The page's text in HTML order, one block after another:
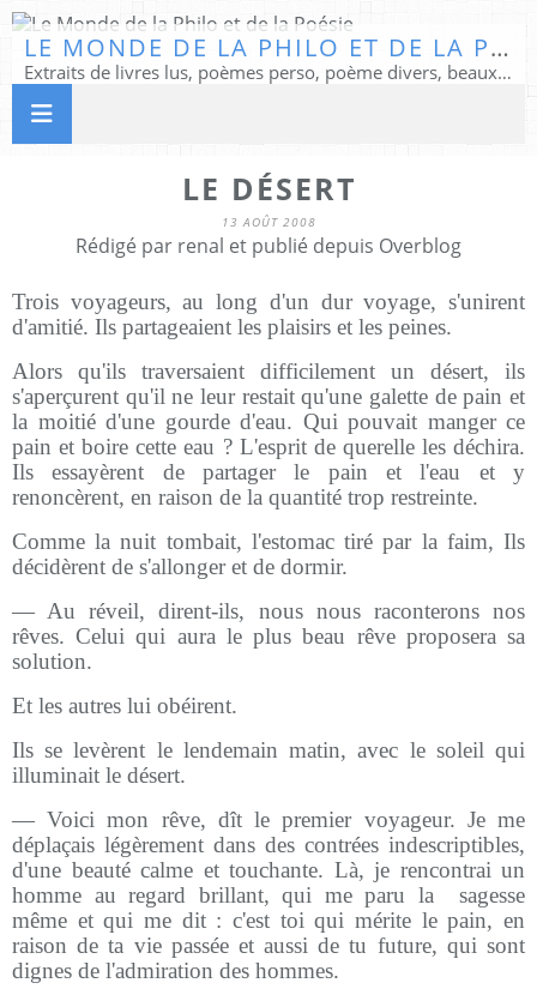
LE MONDE DE LA PHILO ET DE LA POÉSIE
Extraits de livres lus, poèmes perso, poème divers, beaux textes...
LE DÉSERT
13 AOÛT 2008
Rédigé par renal et publié depuis Overblog
Trois voyageurs, au long d'un dur voyage, s'unirent
d'amitié. Ils partageaient les plaisirs et les peines.
Alors qu'ils traversaient difficilement un désert, ils
s'aperçurent qu'il ne leur restait qu'une galette de pain et
la moitié d'une gourde d'eau. Qui pouvait manger ce
pain et boire cette eau ? L'esprit de querelle les déchira.
Ils essayèrent de partager le pain et l'eau et y
renoncèrent, en raison de la quantité trop restreinte.
Comme la nuit tombait, l'estomac tiré par la faim, Ils
décidèrent de s'allonger et de dormir.
— Au réveil, dirent-ils, nous nous raconterons nos
rêves. Celui qui aura le plus beau rêve proposera sa
solution.
Et les autres lui obéirent.
Ils se levèrent le lendemain matin, avec le soleil qui
illuminait le désert.
— Voici mon rêve, dît le premier voyageur. Je me
déplaçais légèrement dans des contrées indescriptibles,
d'une beauté calme et touchante. Là, je rencontrai un
homme au regard brillant, qui me paru la
sagesse
même et qui me dit : c'est toi qui mérite le pain, en
raison de ta vie passée et aussi de tu future, qui sont
dignes de l'admiration des hommes.